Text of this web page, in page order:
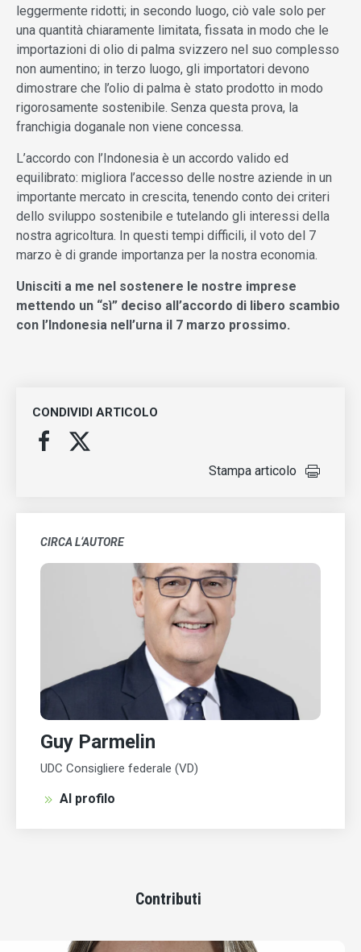
leggermente ridotti; in secondo luogo, ciò vale solo per
una quantità chiaramente limitata, fissata in modo che le
importazioni di olio di palma svizzero nel suo complesso
non aumentino; in terzo luogo, gli importatori devono
dimostrare che l’olio di palma è stato prodotto in modo
rigorosamente sostenibile. Senza questa prova, la
franchigia doganale non viene concessa.
L’accordo con l’Indonesia è un accordo valido ed
equilibrato: migliora l’accesso delle nostre aziende in un
importante mercato in crescita, tenendo conto dei criteri
dello sviluppo sostenibile e tutelando gli interessi della
nostra agricoltura. In questi tempi difficili, il voto del 7
marzo è di grande importanza per la nostra economia.
Unisciti a me nel sostenere le nostre imprese
mettendo un “sì” deciso all’accordo di libero scambio
con l’Indonesia nell’urna il 7 marzo prossimo.
CONDIVIDI ARTICOLO
Stampa articolo
CIRCA L‘AUTORE
Guy Parmelin
UDC Consigliere federale (VD)
Al profilo
Contributi